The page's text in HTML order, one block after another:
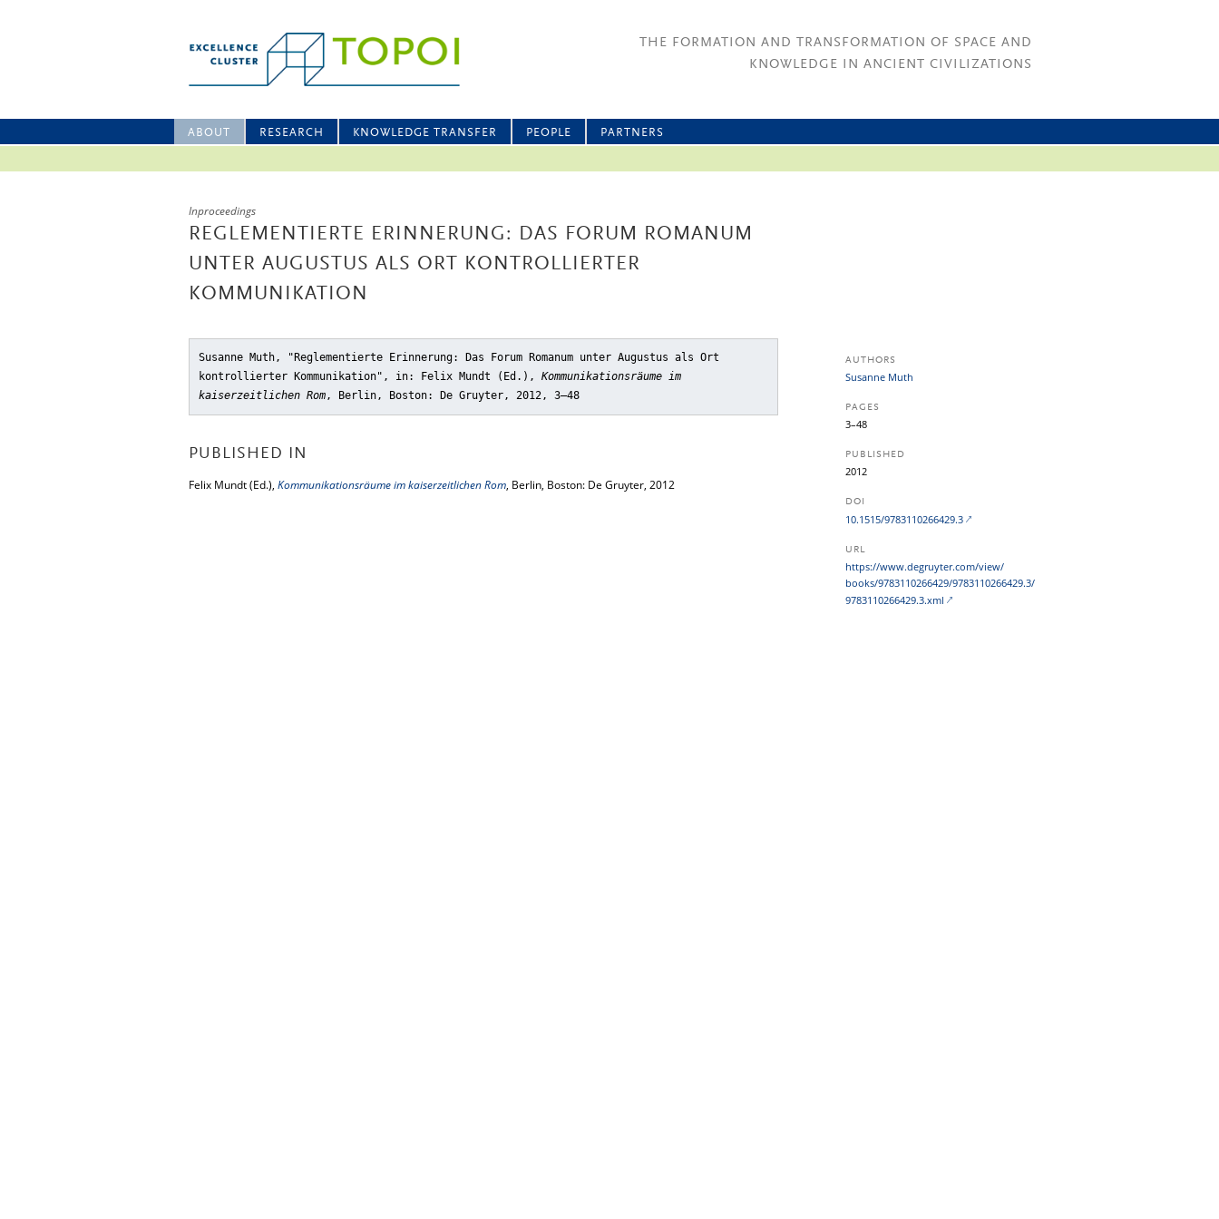
THE FORMATION AND TRANSFORMATION OF SPACE AND
KNOWLEDGE IN ANCIENT CIVILIZATIONS
ABOUT RESEARCH KNOWLEDGE TRANSFER PEOPLE PARTNERS
Inproceedings
REGLEMENTIERTE ERINNERUNG: DAS FORUM ROMANUM
UNTER AUGUSTUS ALS ORT KONTROLLIERTER
KOMMUNIKATION
Susanne Muth, "Reglementierte Erinnerung: Das Forum Romanum unter Augustus als Ort
kontrollierter Kommunikation" , in: Felix Mundt (Ed.), Kommunikationsräume im
kaiserzeitlichen Rom, Berlin, Boston: De Gruyter, 2012, 3–48
PUBLISHED IN
Felix Mundt (Ed.), Kommunikationsräume im kaiserzeitlichen Rom, Berlin, Boston: De Gruyter, 2012
AUTHORS
Susanne Muth
PAGES
3–48
PUBLISHED
2012
DOI
10.1515/9783110266429.3
URL
https:/​/​www.degruyter.com/​view/​
books/​9783110266429/​9783110266429.3/​
9783110266429.3.xml